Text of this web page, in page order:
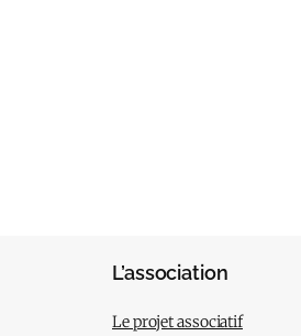
L’association
Le projet associatif